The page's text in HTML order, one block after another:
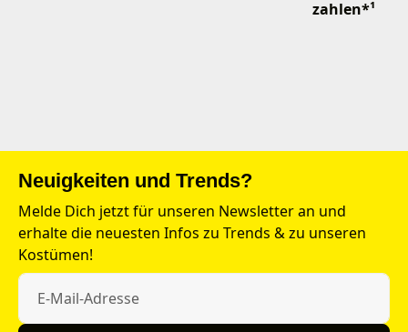
zahlen*¹
Neuigkeiten und Trends?
Melde Dich jetzt für unseren Newsletter an und
erhalte die neuesten Infos zu Trends & zu unseren
Kostümen!